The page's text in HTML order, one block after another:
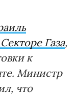
Газа,
к
Министр
что